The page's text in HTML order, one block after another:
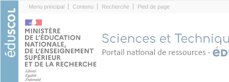
Menu principal Contenu Recherche Pied de page